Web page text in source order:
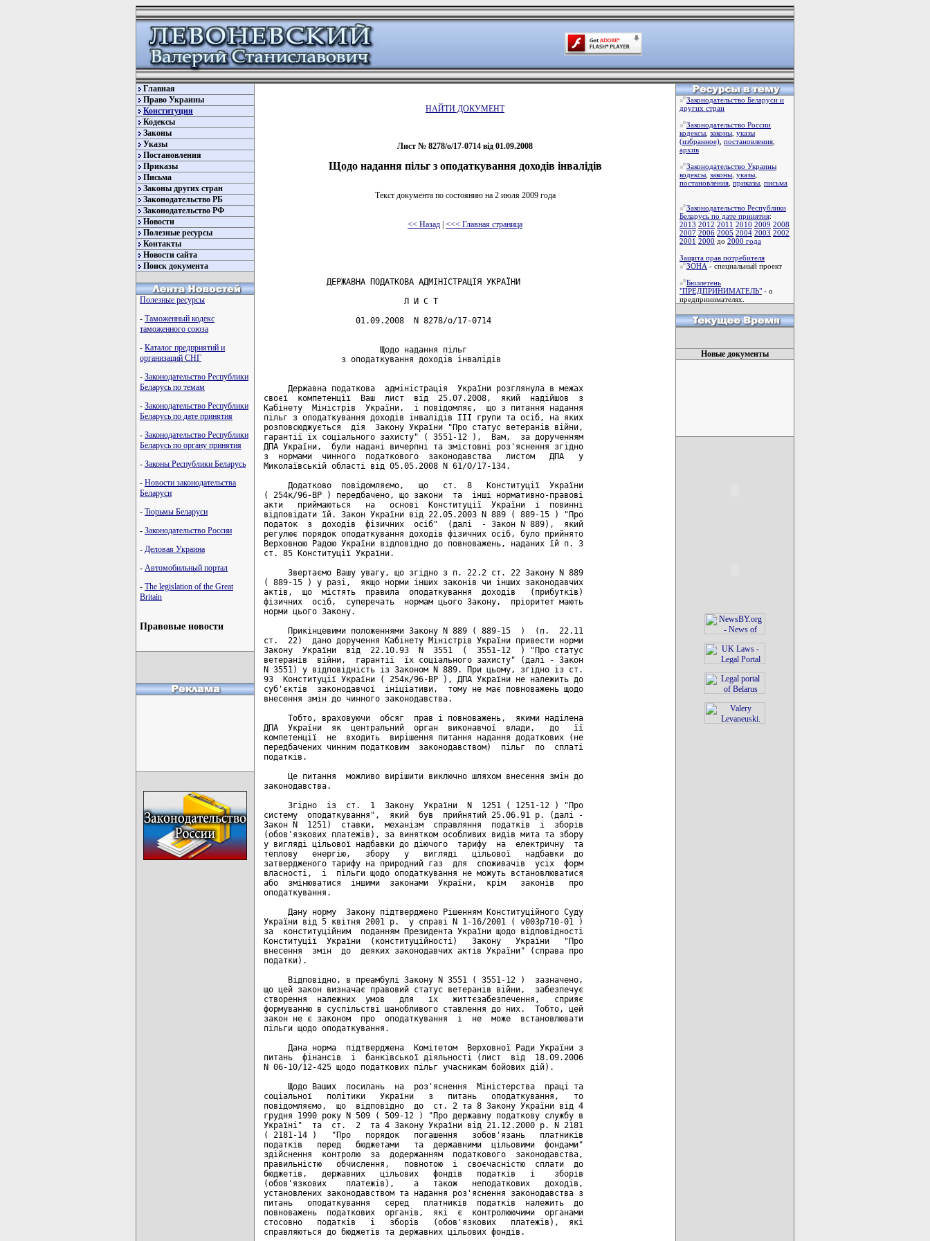
Главная
Право Украины
Конституция
Кодексы
Законы
Указы
Постановления
Приказы
Письма
Законы других стран
Законодательство РБ
Законодательство РФ
Новости
Полезные ресурсы
Контакты
Новости сайта
Поиск документа
Полезные ресурсы
- Таможенный кодекс
таможенного союза
- Каталог предприятий и
организаций СНГ
- Законодательство Республики
Беларусь по темам
- Законодательство Республики
Беларусь по дате принятия
- Законодательство Республики
Беларусь по органу принятия
- Законы Республики Беларусь
- Новости законодательства
Беларуси
- Тюрьмы Беларуси
- Законодательство России
- Деловая Украина
- Автомобильный портал
- The legislation of the Great
Britain
Правовые новости
НАЙТИ ДОКУМЕНТ
Лист № 8278/о/17-0714 від 01.09.2008
Щодо надання пільг з оподаткування доходів інвалідів
Текст документа по состоянию на 2 июля 2009 года
<< Назад | <<< Главная страница
             ДЕРЖАВНА ПОДАТКОВА АДМІНІСТРАЦІЯ УКРАЇНИ
                             Л И С Т
                   01.09.2008  N 8278/о/17-0714
                        Щодо надання пільг
                з оподаткування доходів інвалідів
     Державна податкова  адміністрація  України розглянула в межах
своєї  компетенції  Ваш  лист  від  25.07.2008,  який  надійшов  з
Кабінету  Міністрів  України,  і повідомляє,  що з питання надання
пільг з оподаткування доходів інвалідів III групи та осіб, на яких
розповсюджується  дія  Закону України "Про статус ветеранів війни,
гарантії їх соціального захисту" ( 3551-12 ),  Вам,  за дорученням
ДПА України,  були надані вичерпні та змістовні роз'яснення згідно
з  нормами  чинного  податкового  законодавства   листом   ДПА   у
Миколаївській області від 05.05.2008 N 61/О/17-134.
     Додатково  повідомляємо,   що   ст.  8   Конституції  України
( 254к/96-ВР ) передбачено, що закони  та  інші нормативно-правові
акти   приймаються   на   основі  Конституції  України  і  повинні
відповідати їй. Закон України від 22.05.2003 N 889 ( 889-15 ) "Про
податок  з  доходів  фізичних  осіб"  (далі  - Закон N 889),  який
регулює порядок оподаткування доходів фізичних осіб, було прийнято
Верховною Радою України відповідно до повноважень, наданих їй п. 3
ст. 85 Конституції України.
     Звертаємо Вашу увагу, що згідно з п. 22.2 ст. 22 Закону N 889
( 889-15 ) у разі,  якщо норми інших законів чи інших законодавчих
актів,  що  містять  правила  оподаткування  доходів   (прибутків)
фізичних  осіб,  суперечать  нормам цього Закону,  пріоритет мають
норми цього Закону.
     Прикінцевими положеннями Закону N 889 ( 889-15  )  (п.  22.11
ст.  22)  дано доручення Кабінету Міністрів України привести норми
Закону  України  від  22.10.93  N  3551  (  3551-12  ) "Про статус
ветеранів  війни,  гарантії  їх соціального захисту" (далі - Закон
N 3551) у відповідність із Законом N 889. При цьому, згідно із ст.
93  Конституції України ( 254к/96-ВР ), ДПА України не належить до
суб'єктів  законодавчої  ініціативи,  тому не має повноважень щодо
внесення змін до чинного законодавства.
     Тобто, враховуючи  обсяг  прав і повноважень,  якими наділена
ДПА  України  як  центральний  орган  виконавчої  влади,   до   її
компетенції  не  входить  вирішення питання надання додаткових (не
передбачених чинним податковим  законодавством)  пільг  по  сплаті
податків.
     Це питання  можливо вирішити виключно шляхом внесення змін до
законодавства.
     Згідно  із  ст.  1  Закону  України  N  1251 ( 1251-12 ) "Про
систему  оподаткування",  який  був  прийнятий 25.06.91 р. (далі -
Закон N  1251)  ставки,  механізм  справляння  податків  і  зборів
(обов'язкових платежів), за винятком особливих видів мита та збору
у вигляді цільової надбавки до діючого  тарифу  на  електричну  та
теплову   енергію,   збору   у   вигляді   цільової   надбавки  до
затвердженого тарифу на природний газ  для  споживачів  усіх  форм
власності,  і  пільги щодо оподаткування не можуть встановлюватися
або  змінюватися  іншими  законами  України,  крім   законів   про
оподаткування.
     Дану норму  Закону підтверджено Рішенням Конституційного Суду
України від 5 квітня 2001 р.  у справі N 1-16/2001 ( v003p710-01 )
за  конституційним  поданням Президента України щодо відповідності
Конституції  України  (конституційності)   Закону   України   "Про
внесення  змін  до  деяких законодавчих актів України" (справа про
податки).
     Відповідно, в преамбулі Закону N 3551 ( 3551-12 )  зазначено,
що цей закон визначає правовий статус ветеранів війни,  забезпечує
створення  належних  умов   для   їх   життєзабезпечення,   сприяє
формуванню в суспільстві шанобливого ставлення до них.  Тобто, цей
закон не є законом  про  оподаткування  і  не  може  встановлювати
пільги щодо оподаткування.
     Дана норма  підтверджена  Комітетом  Верховної Ради України з
питань  фінансів  і  банківської діяльності (лист  від  18.09.2006
N 06-10/12-425 щодо податкових пільг учасникам бойових дій).
     Щодо Ваших  посилань  на  роз'яснення  Міністерства  праці та
соціальної   політики   України   з   питань   оподаткування,   то
повідомляємо,  що  відповідно  до  ст. 2 та 8 Закону України від 4
грудня 1990 року N 509 ( 509-12 ) "Про державну податкову службу в
Україні"  та  ст.  2  та 4 Закону України від 21.12.2000 р. N 2181
( 2181-14 )   "Про   порядок   погашення   зобов'язань   платників
податків   перед   бюджетами   та  державними  цільовими  фондами"
здійснення  контролю  за  додержанням  податкового  законодавства,
правильністю   обчислення,   повнотою  і  своєчасністю  сплати  до
бюджетів,   державних   цільових   фондів   податків   і    зборів
(обов'язкових    платежів),    а   також   неподаткових   доходів,
установлених законодавством та надання роз'яснення законодавства з
питань   оподаткування   серед   платників  податків  належить  до
повноважень  податкових  органів,  які  є  контролюючими  органами
стосовно   податків   і   зборів   (обов'язкових   платежів),  які
справляються до бюджетів та державних цільових фондів.
Законодательство Беларуси и
других стран
Законодательство России
кодексы законы указы
(избранное) постановления
архив
Законодательство Украины
кодексы законы указы
постановления приказы письма
Законодательство Республики
Беларусь по дате принятия:
2013 2012 2011 2010 2009 2008
2007 2006 2005 2004 2003 2002
2001 2000 до 2000 года
Защита прав потребителя
ЗОНА - специальный проект
Бюллетень
"ПРЕДПРИНИМАТЕЛЬ" - о
предпринимателях.
Новые документы